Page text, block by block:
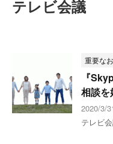
テレビ会議
重要な
『
相談を
2020/3/
テレビ